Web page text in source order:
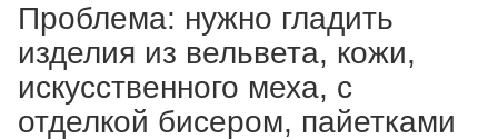
Проблема: нужно гладить
изделия из вельвета, кожи,
искусственного меха, с
отделкой бисером, пайетками